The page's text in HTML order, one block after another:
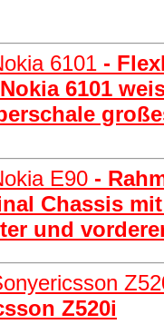
6101 -
6101
E90 -
Chassis
und
Z520i